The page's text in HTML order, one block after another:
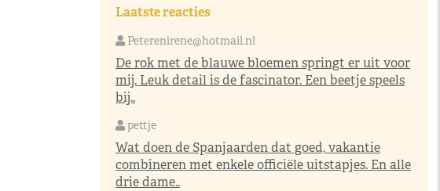
Laatste reacties
Peterenirene@hotmail.nl
De rok met de blauwe bloemen springt er uit voor
mij. Leuk detail is de fascinator. Een beetje speels
bij..
pettje
Wat doen de Spanjaarden dat goed, vakantie
combineren met enkele officiële uitstapjes. En alle
drie dame..